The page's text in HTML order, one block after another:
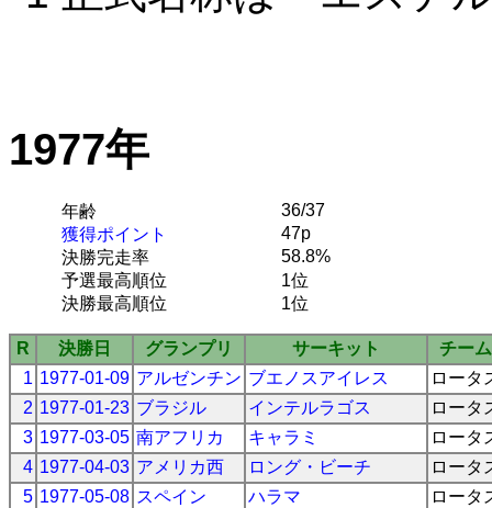
1977年
年齢
36/37
獲得ポイント
47p
決勝完走率
58.8%
予選最高順位
1位
決勝最高順位
1位
R 決勝日 グランプリ サーキット
チーム
1 1977-01-09 アルゼンチン ブエノスアイレス
ロータ
2 1977-01-23 ブラジル インテルラゴス
ロータ
3 1977-03-05 南アフリカ キャラミ
ロータ
4 1977-04-03 アメリカ西 ロング・ビーチ
ロータ
5 1977-05-08 スペイン ハラマ
ロータ